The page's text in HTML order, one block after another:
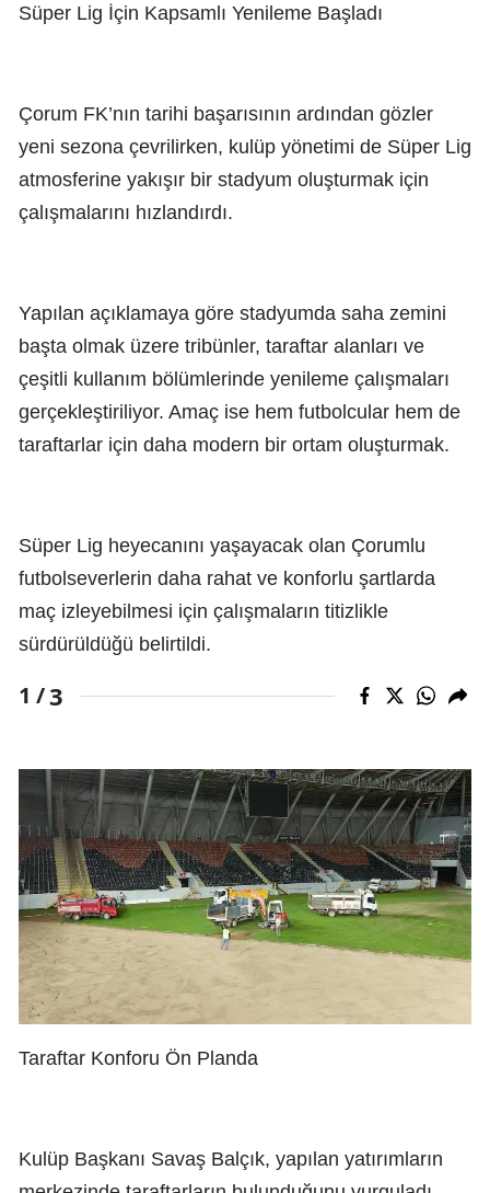
Süper Lig İçin Kapsamlı Yenileme Başladı
Çorum FK’nın tarihi başarısının ardından gözler
yeni sezona çevrilirken, kulüp yönetimi de Süper Lig
atmosferine yakışır bir stadyum oluşturmak için
çalışmalarını hızlandırdı.
Yapılan açıklamaya göre stadyumda saha zemini
başta olmak üzere tribünler, taraftar alanları ve
çeşitli kullanım bölümlerinde yenileme çalışmaları
gerçekleştiriliyor. Amaç ise hem futbolcular hem de
taraftarlar için daha modern bir ortam oluşturmak.
Süper Lig heyecanını yaşayacak olan Çorumlu
futbolseverlerin daha rahat ve konforlu şartlarda
maç izleyebilmesi için çalışmaların titizlikle
sürdürüldüğü belirtildi.
1 /3
Taraftar Konforu Ön Planda
Kulüp Başkanı Savaş Balçık, yapılan yatırımların